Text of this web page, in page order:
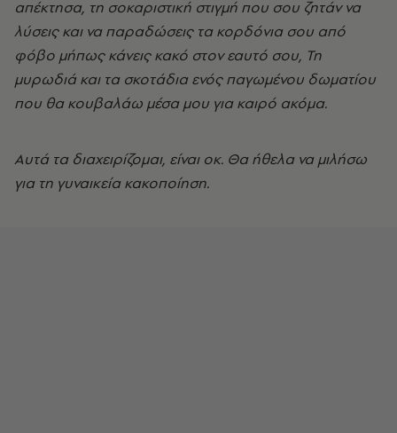
απέκτησα, τη σοκαριστική στιγμή που σου ζητάν να
λύσεις και να παραδώσεις τα κορδόνια σου από
φόβο μήπως κάνεις κακό στον εαυτό σου, Τη
μυρωδιά και τα σκοτάδια ενός παγωμένου δωματίου
που θα κουβαλάω μέσα μου για καιρό ακόμα.
Αυτά τα διαχειρίζομαι, είναι οκ. Θα ήθελα να μιλήσω
για τη γυναικεία κακοποίηση.